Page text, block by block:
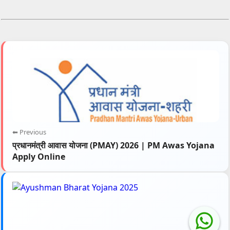
⬅ Previous
प्रधानमंत्री आवास योजना (PMAY) 2026 | PM Awas Yojana
Apply Online